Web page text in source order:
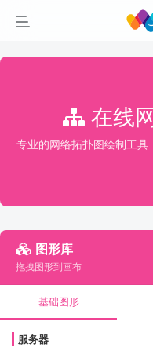
在线
专业的网络拓扑图绘制工
图形库
拖拽图形到画布
基础图形
服务器